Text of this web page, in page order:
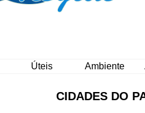
Úteis Ambiente
CIDADES DO